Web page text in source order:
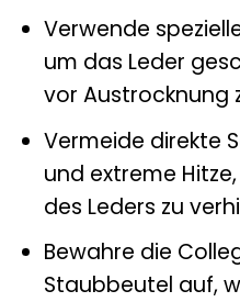
Verwende
um das Leder
vor Austrocknung
Vermeide direkte
und extreme
des Leders zu
Bewahre die
Staubbeutel auf,